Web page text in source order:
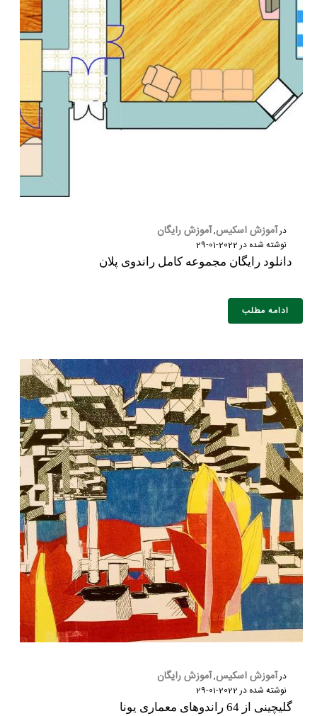
درآموزش اسکیس,آموزش رایگان
نوشته شده در2022-01-29
دانلود رایگان مجموعه کامل راندوی پلان
ادامه مطلب
درآموزش اسکیس,آموزش رایگان
نوشته شده در2022-01-29
گلیچینی از 64 راندوهای معماری یونا
نام و نام خانوادگی : *
تلفن همراه : *
شماره واتس‌اپ : *